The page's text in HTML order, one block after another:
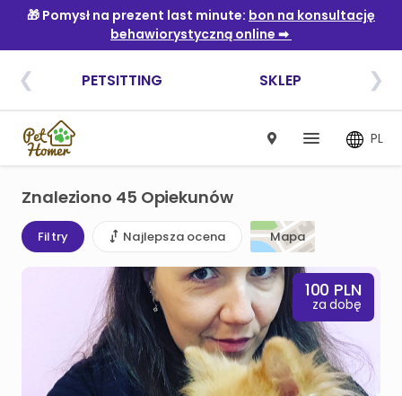
PL
Znaleziono 45 Opiekunów
Filtry Najlepsza ocena Mapa
100 PLN
za dobę